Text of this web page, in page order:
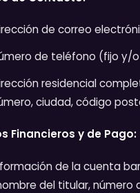
de correo
de teléfono (fijo y/
residencial
ciudad, código
Financieros y de Pago:
de la cuenta
del titular, número